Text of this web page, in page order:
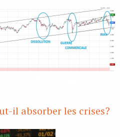
il absorber les crises?